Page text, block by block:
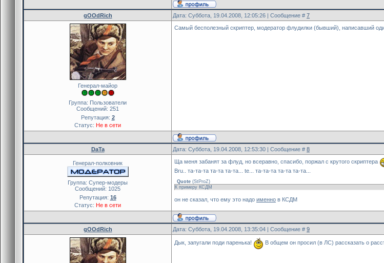
gOOdRich Дата: Суббота, 19.04.2008, 12:05:26 | Сообщение # 7
Генерал-майор
Группа: Пользователи
Сообщений: 251
Репутация: 2
Статус: Не в сети
Самый бесполезный скриптер, модератор флудилки (бывший), написавший
DaTa Дата: Суббота, 19.04.2008, 12:53:30 | Сообщение # 8
Генерал-полковник
Группа: Cупер-модеры
Сообщений: 1025
Репутация: 16
Статус: Не в сети
Ща меня забанят за флуд, но всеравно, спасибо, поржал с крутого скриптера
Bru.. та-та-та та-та та-та... te... та-та-та та-та та-та...
Quote (StProZ)
К примеру КСДМ
он не сказал, что ему это надо именно в КСДМ
gOOdRich Дата: Суббота, 19.04.2008, 13:35:04 | Сообщение # 9
Дык, запугали поди паренька! В общем он просил (в ЛС) рассказать о